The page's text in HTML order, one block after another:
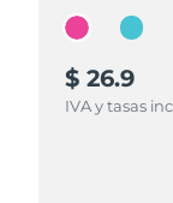
$ 26.9
IVA y tasas
$ 26.9
IVA y tasas